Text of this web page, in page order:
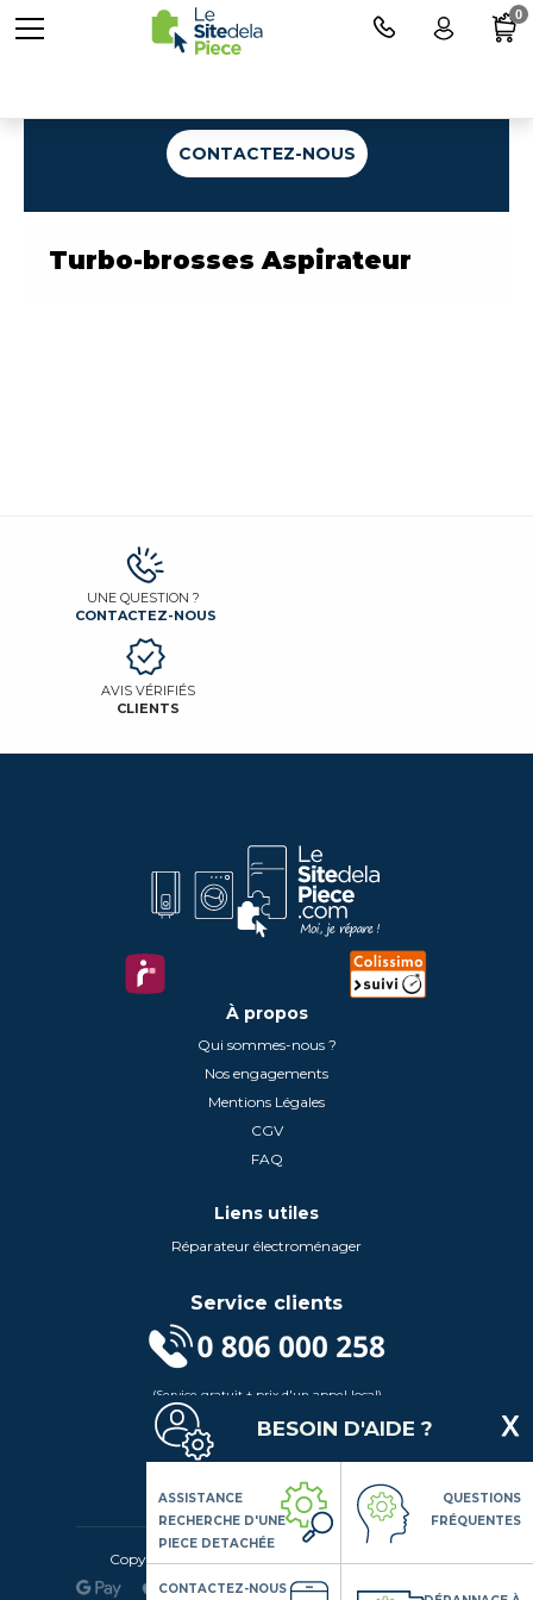
CONTACTEZ-NOUS
Turbo-brosses Aspirateur
UNE QUESTION ?
CONTACTEZ-NOUS
AVIS VÉRIFIÉS
CLIENTS
À propos
Qui sommes-nous ?
Nos engagements
Mentions Légales
CGV
FAQ
Liens utiles
Réparateur électroménager
Service clients
(Service gratuit + prix d'un appel local)
Lundi au Vendredi de 9h à 18h
Contactez-Nous
Suivez-nous
0
Copyright© 2020 LSDLP, Tous droits réservés
BESOIN D'AIDE ?
ASSISTANCE
RECHERCHE D'UNE
PIECE DETACHÉE
QUESTIONS
FRÉQUENTES
CONTACTEZ-NOUS